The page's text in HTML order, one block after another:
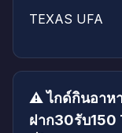
TEXAS UFA
⚠️ ไกด์กินอาห
ฝาก30รับ150